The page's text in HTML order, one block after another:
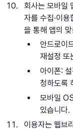
회사는 모바일
자를 수집·이
을 통해 앱의
안드로이
재설정 또
아이폰:
청하도록
모바일
있습니다.
이용자는 웹브